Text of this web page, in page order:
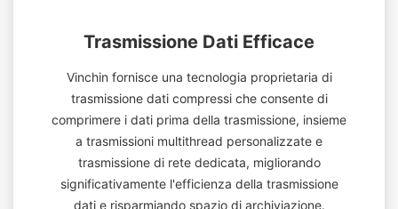
Trasmissione Dati Efficace
Vinchin fornisce una tecnologia proprietaria di
trasmissione dati compressi che consente di
comprimere i dati prima della trasmissione, insieme
a trasmissioni multithread personalizzate e
trasmissione di rete dedicata, migliorando
significativamente l'efficienza della trasmissione
dati e risparmiando spazio di archiviazione.